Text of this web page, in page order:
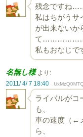
残念ですね
私はちがうサ
が出来ないか
て
私もおなじ
名無し様 より:
2011/ 4/ 7 18:40
ライバルが
も、
車の速度（←
ら、